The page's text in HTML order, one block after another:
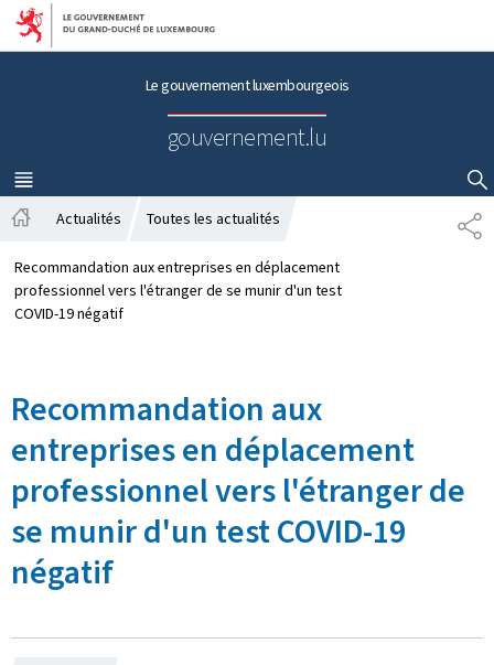
Aller au menu principal
Aller au contenu
Le gouvernement luxembourgeois
gouvernement.lu
MENU
PRINCIPAL
AFFICHER / MASQUER LA RECHERCHE
P
A
c
c
u
Actualités Toutes les actualités
Recommandation aux entreprises en déplacement
professionnel vers l'étranger de se munir d'un test
COVID-19 négatif
Recommandation aux
entreprises en déplacement
professionnel vers l'étranger de
se munir d'un test COVID-19
négatif